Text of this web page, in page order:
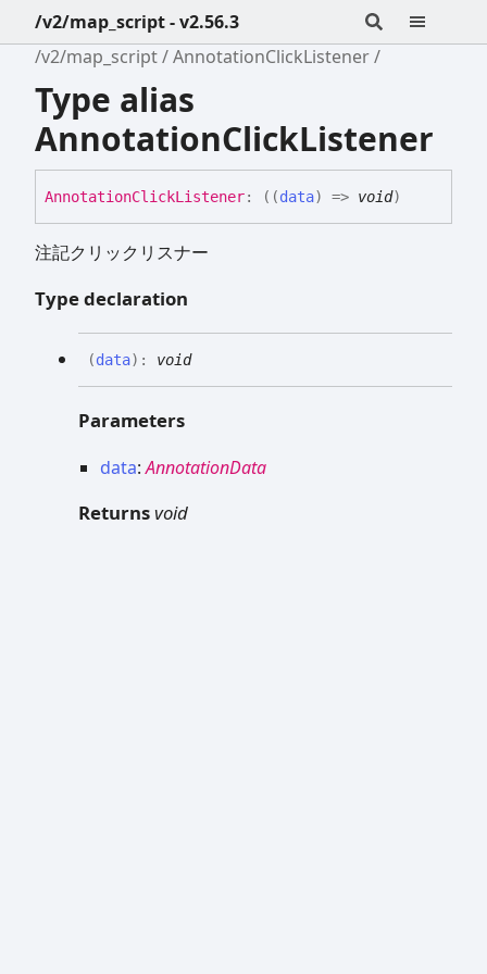
/v2/map_script - v2.56.3
/v2/map_script
AnnotationClickListener
Type alias
AnnotationClickListener
AnnotationClickListener: ( (data) => void)
注記クリックリスナー
Type declaration
(data) : void
Parameters
data:AnnotationData
Returnsvoid